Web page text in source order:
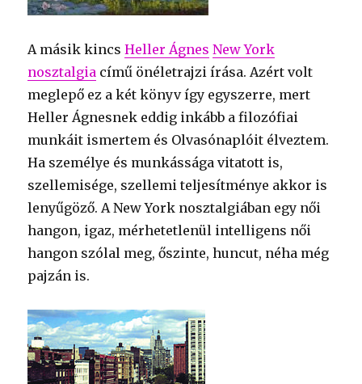
A másik kincsHeller Ágnes New York
nosztalgia című önéletrajzi írása. Azért volt
meglepő ez a két könyv így egyszerre, mert
Heller Ágnesnek eddig inkább a filozófiai
munkáit ismertem és Olvasónaplóit élveztem.
Ha személye és munkássága vitatott is,
szellemisége, szellemi teljesítménye akkor is
lenyűgöző. A New York nosztalgiában egy női
hangon, igaz, mérhetetlenül intelligens női
hangon szólal meg, őszinte, huncut, néha még
pajzán is.